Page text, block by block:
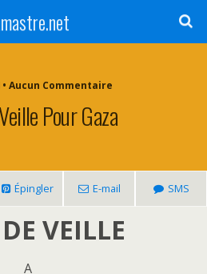
• Aucun Commentaire
Pour Gaza
Épingler E-mail SMS
VEILLE
A